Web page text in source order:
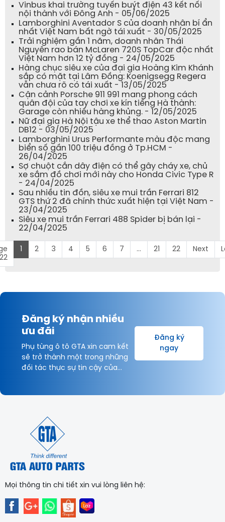
Vinbus khai trường tuyến buýt điện 43 kết nối
nội thành với Đông Anh - 05/06/2025
Lamborghini Aventador S của doanh nhân bí ẩn
nhất Việt Nam bất ngờ tái xuất - 30/05/2025
Trải nghiệm gần 1 năm, doanh nhân Thái
Nguyên rao bán McLaren 720S TopCar độc nhất
Việt Nam hơn 12 tỷ đồng - 24/05/2025
Hàng chục siêu xe của đại gia Hoàng Kim Khánh
sắp có mặt tại Lâm Đồng: Koenigsegg Regera
vẫn chưa rõ có tái xuất - 13/05/2025
Cận cảnh Porsche 911 991 mang phong cách
quân đội của tay chơi xe kín tiếng Hà thành:
Garage còn nhiều hàng khủng. - 12/05/2025
Nữ đại gia Hà Nội tậu xe thể thao Aston Martin
DB12 - 03/05/2025
Lamborghini Urus Performante màu độc mang
biển số gần 100 triệu đồng ở Tp.HCM -
26/04/2025
Sợ chuột cắn dây điện có thể gây cháy xe, chủ
xe sắm đồ chơi mới này cho Honda Civic Type R
- 24/04/2025
Sau nhiều tin đồn, siêu xe mui trần Ferrari 812
GTS thứ 2 đã chính thức xuất hiện tại Việt Nam -
23/04/2025
Siêu xe mui trần Ferrari 488 Spider bị bán lại -
22/04/2025
2 3 4 5 6 7 ... 21 22 Next
Đăng ký nhận nhiều
ưu đãi
Phụ tùng ô tô GTA xin cam kết
sẽ trở thành một trong những
đối tác thực sự tin cậy của
Đăng ký
ngay
Mọi thông tin chi tiết xin vui lòng liên hệ: